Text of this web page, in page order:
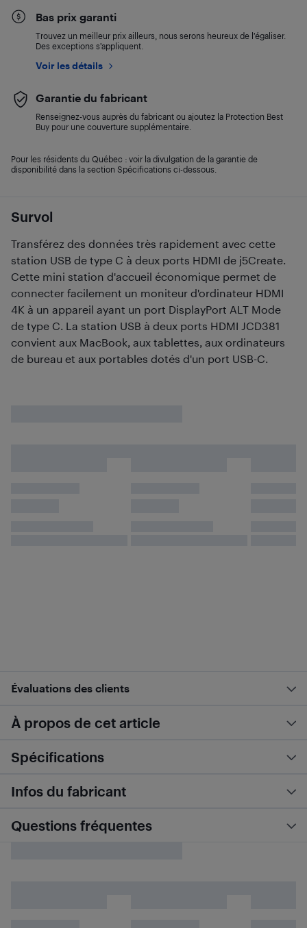
Survol
Transférez des données très rapidement avec cette
station USB de type C à deux ports HDMI de j5Create.
Cette mini station d'accueil économique permet de
connecter facilement un moniteur d'ordinateur HDMI
4K à un appareil ayant un port DisplayPort ALT Mode
de type C. La station USB à deux ports HDMI JCD381
convient aux MacBook, aux tablettes, aux ordinateurs
de bureau et aux portables dotés d'un port USB-C.
Bas prix garanti
Trouvez un meilleur prix ailleurs, nous serons heureux de l’égaliser.
Des exceptions s’appliquent.
Voir les détails
Garantie du fabricant
Renseignez-vous auprès du fabricant ou ajoutez la Protection Best
Buy pour une couverture supplémentaire.
Pour les résidents du Québec : voir la divulgation de la garantie de
disponibilité dans la section Spécifications ci-dessous.
Évaluations des clients
À propos de cet article
Spécifications
Infos du fabricant
Questions fréquentes